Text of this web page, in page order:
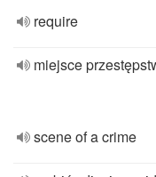
require
miejsce
scene of a crime